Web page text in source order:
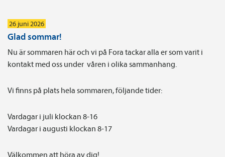
26 juni 2026
Glad sommar!
Nu är sommaren här och vi på Fora tackar alla er som varit i
kontakt med oss under våren i olika sammanhang.
Vi finns på plats hela sommaren, följande tider:
Vardagar i juli klockan 8-16
Vardagar i augusti klockan 8-17
Välkommen att höra av dig!